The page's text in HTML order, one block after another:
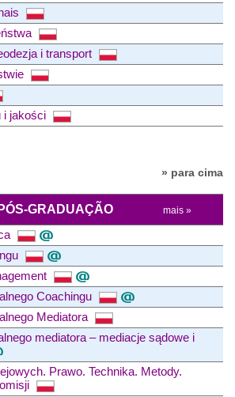
i transport
i jakości
» para cima
GRADUAÇÃO mais »
Coachingu
Mediatora
mediatora – mediacje sądowe i
Prawo. Technika. Metody.